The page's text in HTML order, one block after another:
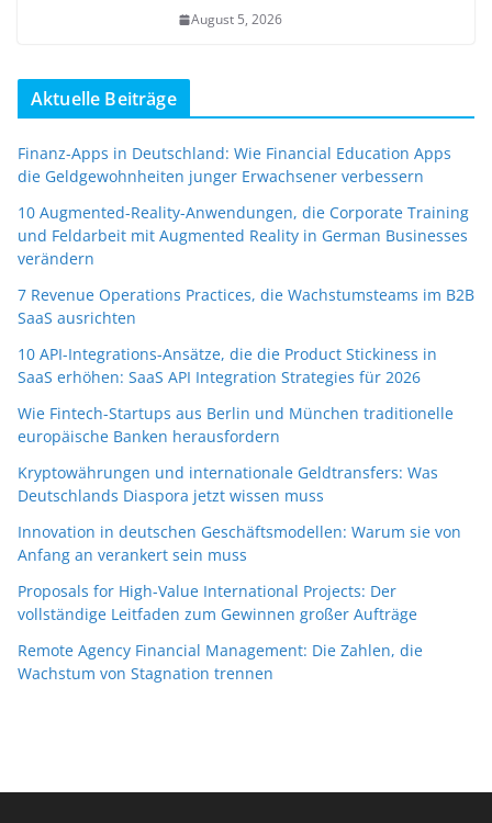
August 5, 2026
Aktuelle Beiträge
Finanz-Apps in Deutschland: Wie Financial Education Apps
die Geldgewohnheiten junger Erwachsener verbessern
10 Augmented-Reality-Anwendungen, die Corporate Training
und Feldarbeit mit Augmented Reality in German Businesses
verändern
7 Revenue Operations Practices, die Wachstumsteams im B2B
SaaS ausrichten
10 API-Integrations-Ansätze, die die Product Stickiness in
SaaS erhöhen: SaaS API Integration Strategies für 2026
Wie Fintech-Startups aus Berlin und München traditionelle
europäische Banken herausfordern
Kryptowährungen und internationale Geldtransfers: Was
Deutschlands Diaspora jetzt wissen muss
Innovation in deutschen Geschäftsmodellen: Warum sie von
Anfang an verankert sein muss
Proposals for High-Value International Projects: Der
vollständige Leitfaden zum Gewinnen großer Aufträge
Remote Agency Financial Management: Die Zahlen, die
Wachstum von Stagnation trennen